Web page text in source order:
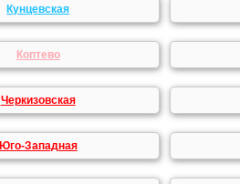
Кунцевская
Коптево
Черкизовская
Юго-Западная